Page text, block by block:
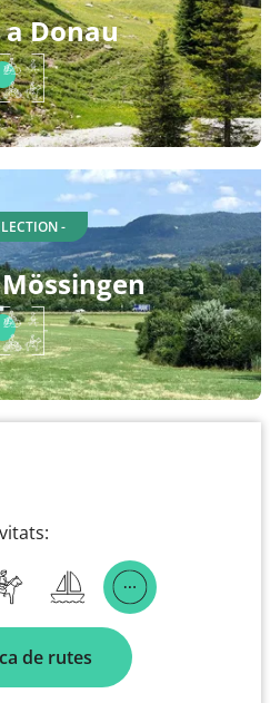
Donau
-
de rutes